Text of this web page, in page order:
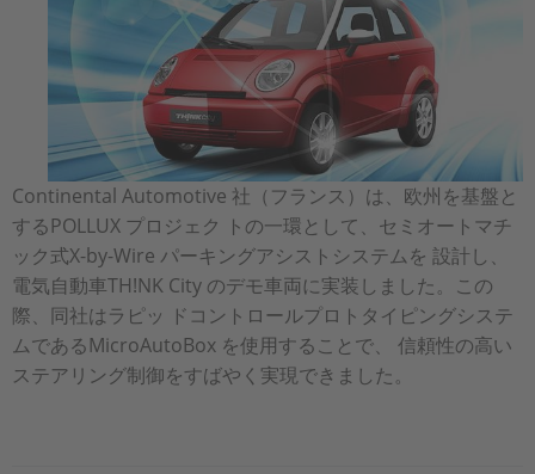
Continental Automotive 社（フランス）は、欧州を基盤と
するPOLLUX プロジェク トの一環として、セミオートマチ
ック式X-by-Wire パーキングアシストシステムを 設計し、
電気自動車TH!NK City のデモ車両に実装しました。この
際、同社はラピッ ドコントロールプロトタイピングシステ
ムであるMicroAutoBox を使用することで、 信頼性の高い
ステアリング制御をすばやく実現できました。